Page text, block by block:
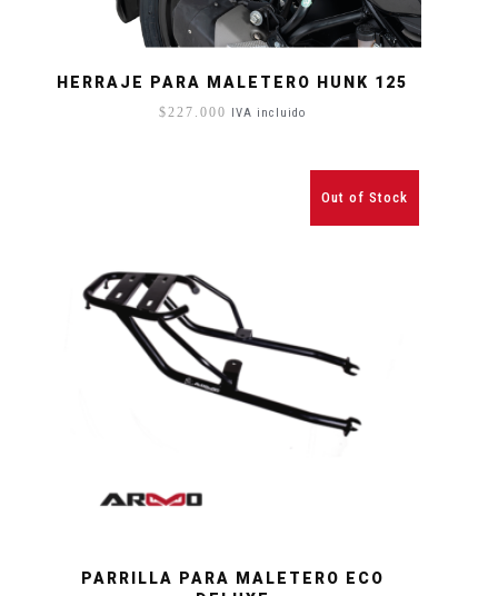
HERRAJE PARA MALETERO HUNK 125
$ 227.000 IVA incluido
PARRILLA PARA MALETERO ECO
Out of Stock